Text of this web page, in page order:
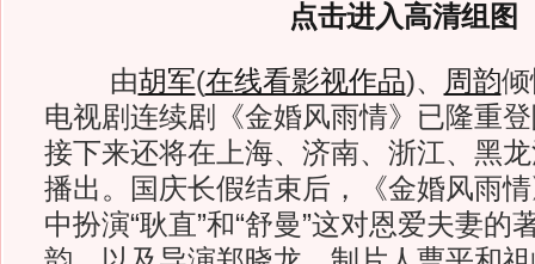
点击进入高清组图
由胡军(在线看影视作品)、 周韵
电视剧连续剧《金婚风雨情》已隆重
接下来还将在上海、济南、浙江、黑
播出。国庆长假结束后，《金婚风雨
中扮演“耿直”和“舒曼”这对恩爱夫妻的